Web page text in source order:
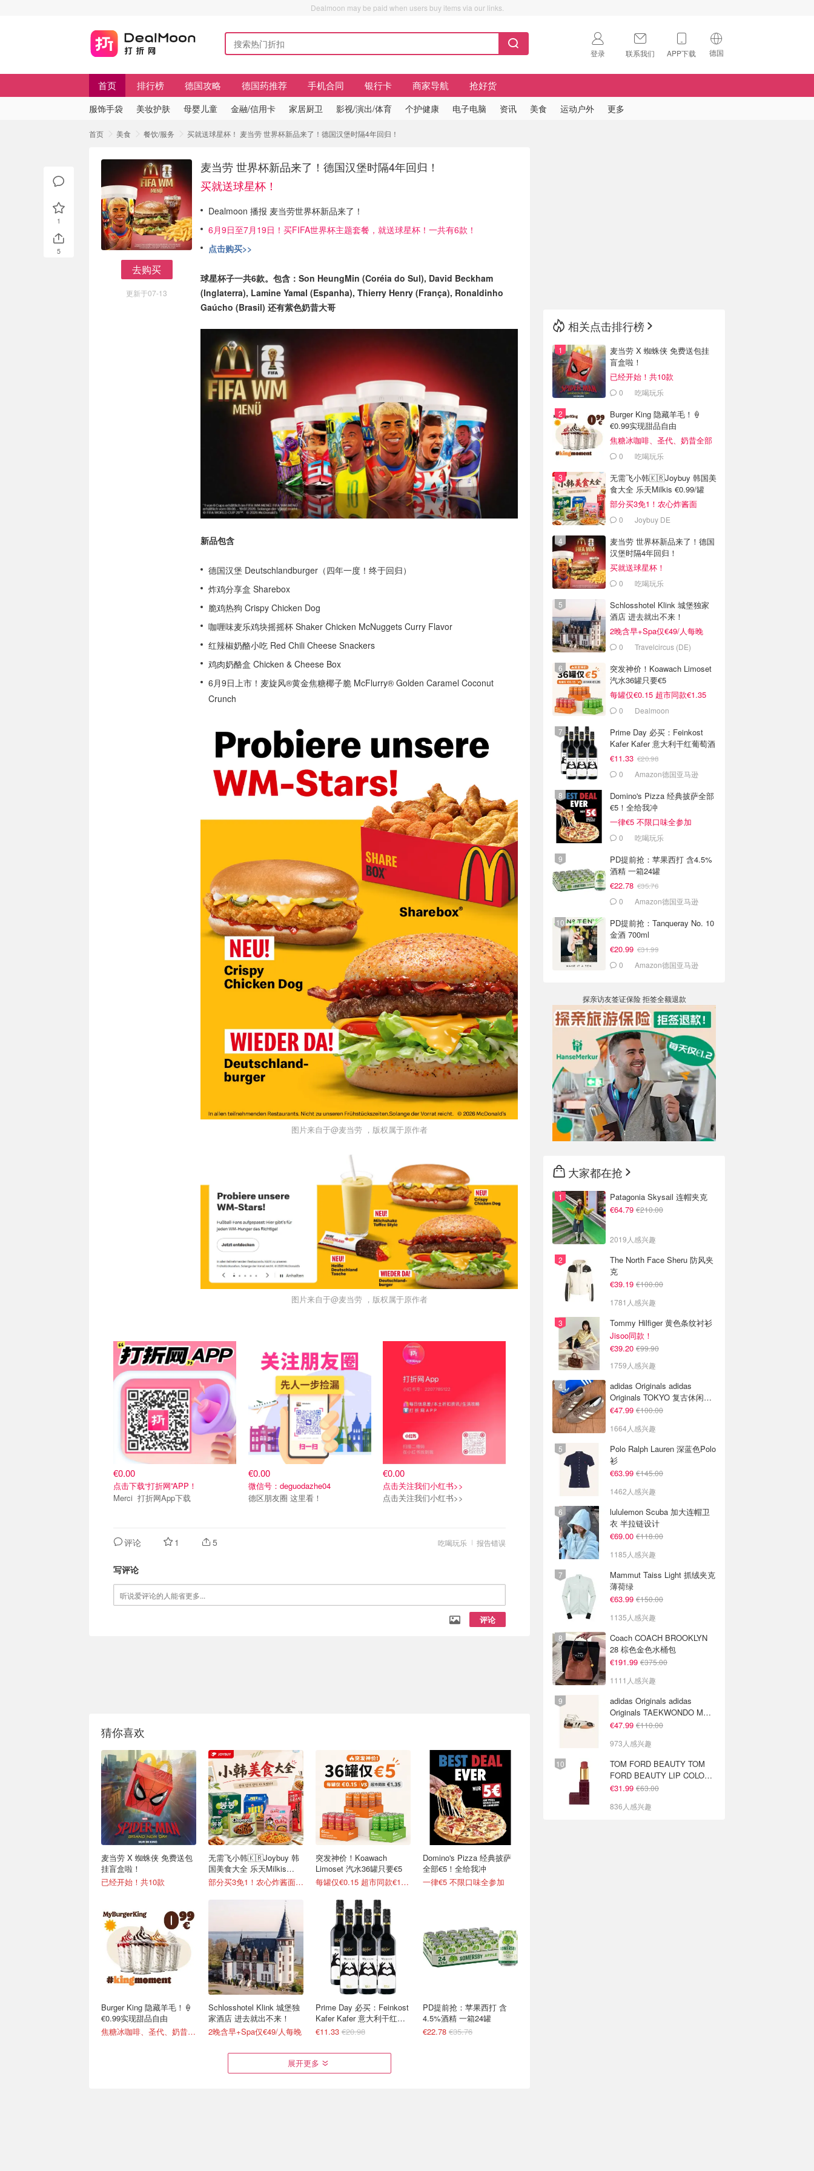
Dealmoon may be paid when users buy items via our links.
登录 联系我们 APP下载 德国
🇺🇸
首页 排行榜 德国攻略 德国药推荐 手机合同 银行卡 商家导航 抢好货
服饰手袋 美妆护肤 母婴儿童 金融/信用卡 家居厨卫 影视/演出/体育 个护健康 电子电脑 资讯 美食 运动户外 更多
首页 美食 餐饮/服务 买就送球星杯！ 麦当劳 世界杯新品来了！德国汉堡时隔4年回归！
去购买
更新于07-13
麦当劳 世界杯新品来了！德国汉堡时隔4年回归！
买就送球星杯！
Dealmoon 播报 麦当劳世界杯新品来了！
6月9日至7月19日！买FIFA世界杯主题套餐，就送球星杯！一共有6款！
点击购买>>
球星杯子一共6款。包含：Son HeungMin (Coréia do Sul), David Beckham
(Inglaterra), Lamine Yamal (Espanha), Thierry Henry (França), Ronaldinho
Gaúcho (Brasil) 还有紫色奶昔大哥
新品包含
德国汉堡 Deutschlandburger（四年一度！终于回归）
炸鸡分享盒 Sharebox
脆鸡热狗 Crispy Chicken Dog
咖喱味麦乐鸡块摇摇杯 Shaker Chicken McNuggets Curry Flavor
红辣椒奶酪小吃 Red Chili Cheese Snackers
鸡肉奶酪盒 Chicken & Cheese Box
6月9日上市！麦旋风®黄金焦糖椰子脆 McFlurry® Golden Caramel Coconut
Crunch
图片来自于@麦当劳 ，版权属于原作者
图片来自于@麦当劳 ，版权属于原作者
€0.00
点击下载“打折网”APP！
Merci 打折网App下载
€0.00
微信号：deguodazhe04
德区朋友圈 这里看！
€0.00
点击关注我们小红书>>
点击关注我们小红书>>
报告错误
吃喝玩乐
评论 1 5
写评论
评论
猜你喜欢
麦当劳 X 蜘蛛侠 免费送包
挂盲盒啦！
已经开始！共10款
Burger King 隐藏羊毛！🍦
€0.99实现甜品自由
焦糖冰咖啡、圣代、奶昔全部€0.99
无需飞小韩🇰🇷Joybuy 韩
国美食大全 乐天Milkis
€0.99/罐
部分买3免1！农心炸酱面€0.95/包
Schlosshotel Klink 城堡独
家酒店 进去就出不来！
2晚含早+Spa仅€49/人每晚
突发神价！Koawach
Limoset 汽水36罐只要€5
每罐仅€0.15 超市同款€1.35
Prime Day 必买：Feinkost
Kafer Kafer 意大利干红葡
萄酒 0.75L
€11.33 €20.98
Domino's Pizza 经典披萨
全部€5！全给我冲
一律€5 不限口味全参加
PD提前抢：苹果西打 含
4.5%酒精 一箱24罐
€22.78 €35.76
展开更多
1
5
相关点击排行榜
麦当劳 X 蜘蛛侠 免费送包挂
盲盒啦！
已经开始！共10款
0 吃喝玩乐
Burger King 隐藏羊毛！🍦
€0.99实现甜品自由
焦糖冰咖啡、圣代、奶昔全部
€0.99
0 吃喝玩乐
无需飞小韩🇰🇷Joybuy 韩国美
食大全 乐天Milkis €0.99/罐
部分买3免1！农心炸酱面
€0.95/包
0 Joybuy DE
麦当劳 世界杯新品来了！德国
汉堡时隔4年回归！
买就送球星杯！
0 吃喝玩乐
Schlosshotel Klink 城堡独家
酒店 进去就出不来！
2晚含早+Spa仅€49/人每晚
0 Travelcircus (DE)
突发神价！Koawach Limoset
汽水36罐只要€5
每罐仅€0.15 超市同款€1.35
0 Dealmoon
Prime Day 必买：Feinkost
Kafer Kafer 意大利干红葡萄酒
0.75L
€11.33 €20.98
0 Amazon德国亚马逊
Domino's Pizza 经典披萨全部
€5！全给我冲
一律€5 不限口味全参加
0 吃喝玩乐
PD提前抢：苹果西打 含4.5%
酒精 一箱24罐
€22.78 €35.76
0 Amazon德国亚马逊
PD提前抢：Tanqueray No. 10
金酒 700ml
€20.99 €31.99
0 Amazon德国亚马逊
探亲访友签证保险 拒签全额退款
大家都在抢
Patagonia Skysail 连帽夹克
€64.79 €210.00
2019人感兴趣
The North Face Sheru 防风夹
克
€39.19 €100.00
1781人感兴趣
Tommy Hilfiger 黄色条纹衬衫
Jisoo同款！
€39.20 €99.90
1759人感兴趣
adidas Originals adidas
Originals TOKYO 复古休闲鞋
深棕色
€47.99 €100.00
1664人感兴趣
Polo Ralph Lauren 深蓝色Polo
衫
€63.99 €145.00
1462人感兴趣
lululemon Scuba 加大连帽卫
衣 半拉链设计
€69.00 €118.00
1185人感兴趣
Mammut Taiss Light 抓绒夹克
薄荷绿
€63.99 €150.00
1135人感兴趣
Coach COACH BROOKLYN
28 棕色金色水桶包
€191.99 €375.00
1111人感兴趣
adidas Originals adidas
Originals TAEKWONDO MEI
芭蕾鞋 棕色米色
€47.99 €110.00
973人感兴趣
TOM FORD BEAUTY TOM
FORD BEAUTY LIP COLOR
SATIN MATTE 裸玫瑰口红
€31.99 €63.00
836人感兴趣